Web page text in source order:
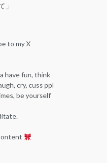
」
to my X
have fun, think
cry, cuss ppl
be yourself